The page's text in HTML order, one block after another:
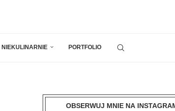
NIEKULINARNIE PORTFOLIO
OBSERWUJ MNIE NA